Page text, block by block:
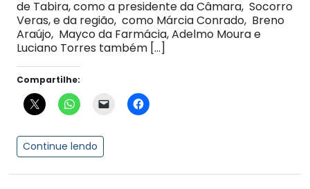
de Tabira, como a presidente da Câmara, Socorro
Veras, e da região, como Márcia Conrado, Breno
Araújo, Mayco da Farmácia, Adelmo Moura e
Luciano Torres também […]
Compartilhe:
Continue lendo